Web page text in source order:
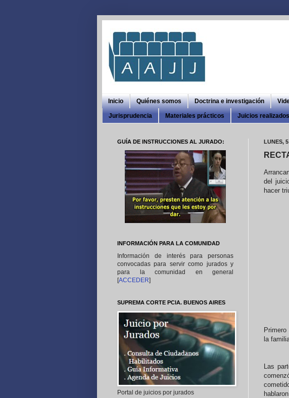
Inicio Quiénes somos Doctrina e investigación
Jurisprudencia Materiales prácticos Juicios realizados
LUNES,
del
hacer
la
Las
GUÍA DE INSTRUCCIONES AL JURADO:
INFORMACIÓN PARA LA COMUNIDAD
Información de interés para personas
convocadas para servir como jurados y
para la comunidad en general
[ACCEDER]
SUPREMA CORTE PCIA. BUENOS AIRES
Portal de juicios por jurados